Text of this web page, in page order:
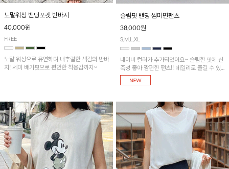
노말워싱 밴딩포켓 반바지
40,000원
FREE
노말 워싱으로 유연하며 내추럴한 색감의 반바
지! 세미 배기핏으로 편안한 착용감까지~
슬림핏 밴딩 썸머면팬츠
38,000원
S,M,L,XL
네이비 컬러가 추가되었어요~ 슬림한 핏에 신
축성 좋아 짱편한 팬츠!! 데일리로 즐길 수 있
는 기본 컬러들로 준비했어요~